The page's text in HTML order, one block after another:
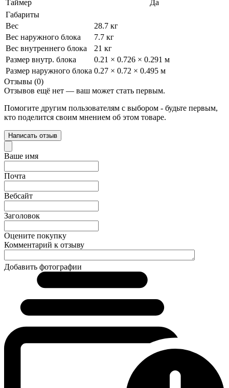
Таймер
Да
Габариты
Вес
28.7 кг
Вес наружного блока
7.7 кг
Вес внутреннего блока
21 кг
Размер внутр. блока
0.21 × 0.726 × 0.291 м
Размер наружного блока 0.27 × 0.72 × 0.495 м
Отзывы (0)
Отзывов ещё нет — ваш может стать первым.
Помогите другим пользователям с выбором - будьте первым,
кто поделится своим мнением об этом товаре.
Написать отзыв
Ваше имя
Почта
Вебсайт
Заголовок
Оцените покупку
Комментарий к отзыву
Добавить фотографии